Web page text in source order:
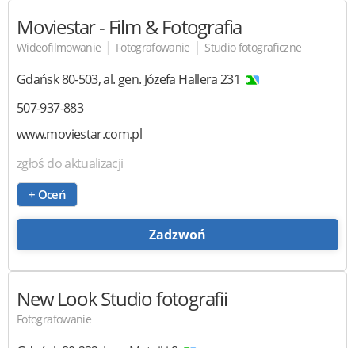
Moviestar- Film & Fotografia
Wideofilmowanie | Fotografowanie | Studio fotograficzne
Gdańsk80-503,al. gen. Józefa Hallera 231
507-937-883
www.moviestar.com.pl
zgłoś do aktualizacji
+ Oceń
Zadzwoń
New LookStudio fotografii
Fotografowanie